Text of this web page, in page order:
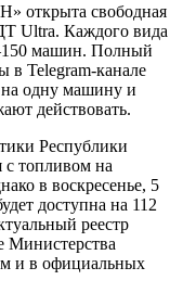
открыта свободная
Ultra. Каждого вида
машин. Полный
в Telegram-канале
на одну машину и
действовать.
Республики
топливом на
в воскресенье, 5
доступна на 112
реестр
Министерства
и в официальных